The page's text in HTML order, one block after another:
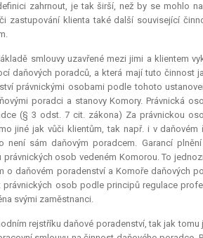
zahrnout, je tak širší, než by se mohlo
zastupování klienta také další související
smlouvy uzavřené mezi jimi a klientem
daňových poradců, a která mají tuto činnost
právnickými osobami podle tohoto
poradci a stanovy Komory. Právnická
(§ 3 odst. 7 cit. zákona) Za právnickou
jiné jak vůči klientům, tak např. i v daňovém
sám daňovým poradcem. Garancí
osob vedeném Komorou. To
daňovém poradenství a Komoře daňových
osob podle principů regulace
svými zaměstnanci.
rejstříku daňové poradenství, tak jak tomu